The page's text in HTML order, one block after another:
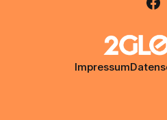
Impressum